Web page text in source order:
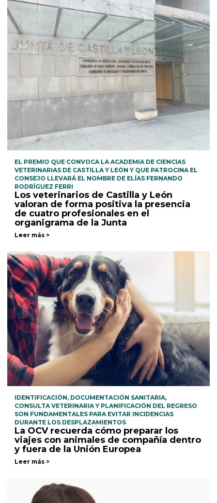
EL PREMIO QUE CONVOCA LA ACADEMIA DE CIENCIAS
VETERINARIAS DE CASTILLA Y LEÓN Y QUE PATROCINA EL
CONSEJO LLEVARÁ EL NOMBRE DE ELÍAS FERNANDO
RODRÍGUEZ FERRI
Los veterinarios de Castilla y León
valoran de forma positiva la presencia
de cuatro profesionales en el
organigrama de la Junta
Leer más >
IDENTIFICACIÓN, DOCUMENTACIÓN SANITARIA,
CONSULTA VETERINARIA Y PLANIFICACIÓN DEL REGRESO
SON FUNDAMENTALES PARA EVITAR INCIDENCIAS
DURANTE LOS DESPLAZAMIENTOS
La OCV recuerda cómo preparar los
viajes con animales de compañía dentro
y fuera de la Unión Europea
Leer más >